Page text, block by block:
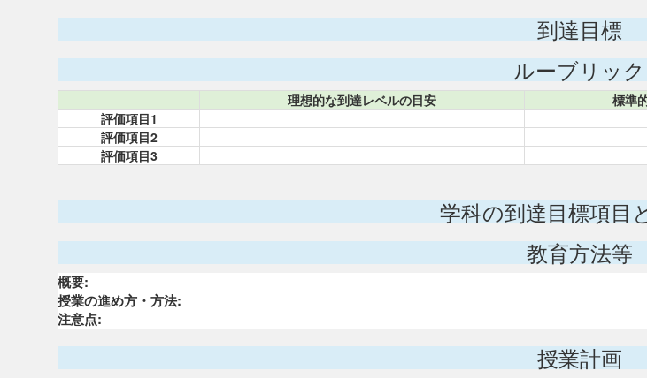
到達目標
ルーブリック
理想的な到達レベルの目安 標準
評価項目1
評価項目2
評価項目3
学科の到達目標項目
教育方法等
概要:
授業の進め方・方法:
注意点:
授業計画